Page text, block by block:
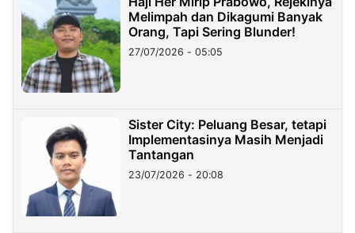
Melimpah dan Dikagumi Banyak
Orang, Tapi Sering Blunder!
27/07/2026 - 05:05
Sister City: Peluang Besar, tetapi
Implementasinya Masih Menjadi
Tantangan
23/07/2026 - 20:08